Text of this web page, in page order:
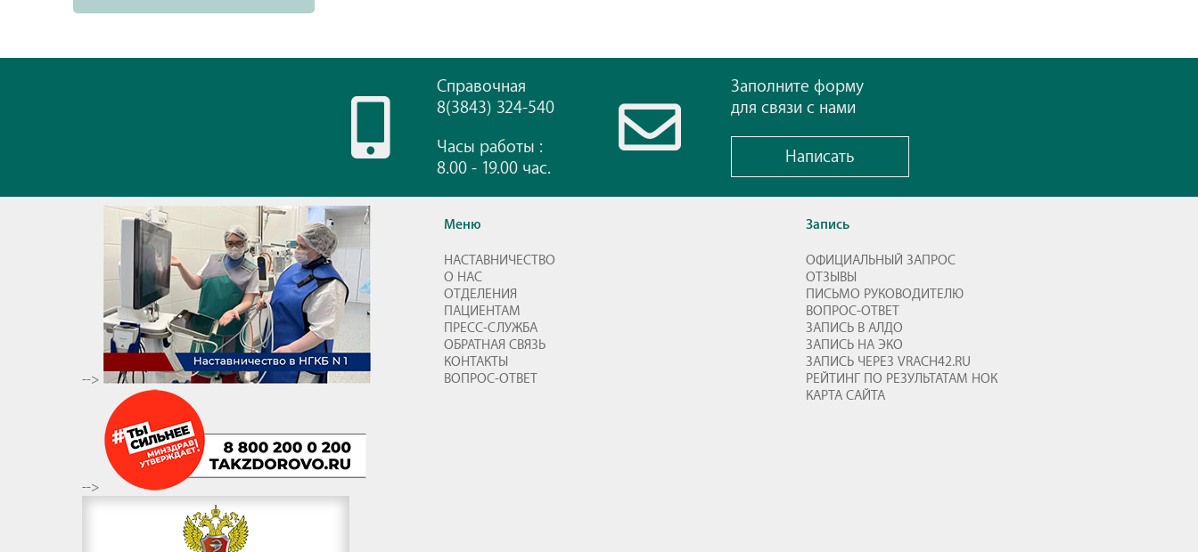
Справочная
8(3843) 324-540
Часы работы :
8.00 - 19.00 час.
Заполните форму
для связи с нами
Написать
-->
-->
Меню
НАСТАВНИЧЕСТВО
О НАС
ОТДЕЛЕНИЯ
ПАЦИЕНТАМ
ПРЕСС-СЛУЖБА
ОБРАТНАЯ СВЯЗЬ
КОНТАКТЫ
ВОПРОС-ОТВЕТ
Запись
ОФИЦИАЛЬНЫЙ ЗАПРОС
ОТЗЫВЫ
ПИСЬМО РУКОВОДИТЕЛЮ
ВОПРОС-ОТВЕТ
ЗАПИСЬ В АЛДО
ЗАПИСЬ НА ЭКО
ЗАПИСЬ ЧЕРЕЗ VRACH42.RU
РЕЙТИНГ ПО РЕЗУЛЬТАТАМ НОК
КАРТА САЙТА